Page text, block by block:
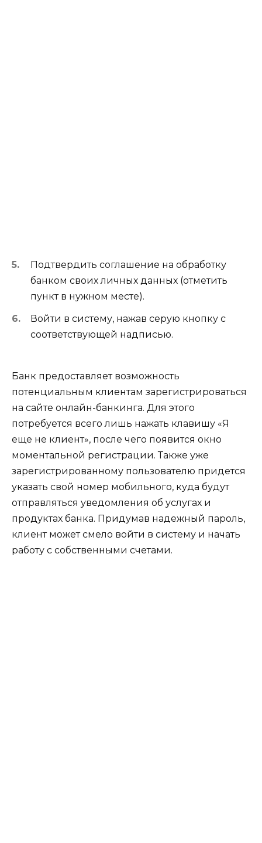
Подтвердить соглашение на обработку
банком своих личных данных (отметить
пункт в нужном месте).
Войти в систему, нажав серую кнопку с
соответствующей надписью.
Банк предоставляет возможность
потенциальным клиентам зарегистрироваться
на сайте онлайн-банкинга. Для этого
потребуется всего лишь нажать клавишу «Я
еще не клиент», после чего появится окно
моментальной регистрации. Также уже
зарегистрированному пользователю придется
указать свой номер мобильного, куда будут
отправляться уведомления об услугах и
продуктах банка. Придумав надежный пароль,
клиент может смело войти в систему и начать
работу с собственными счетами.